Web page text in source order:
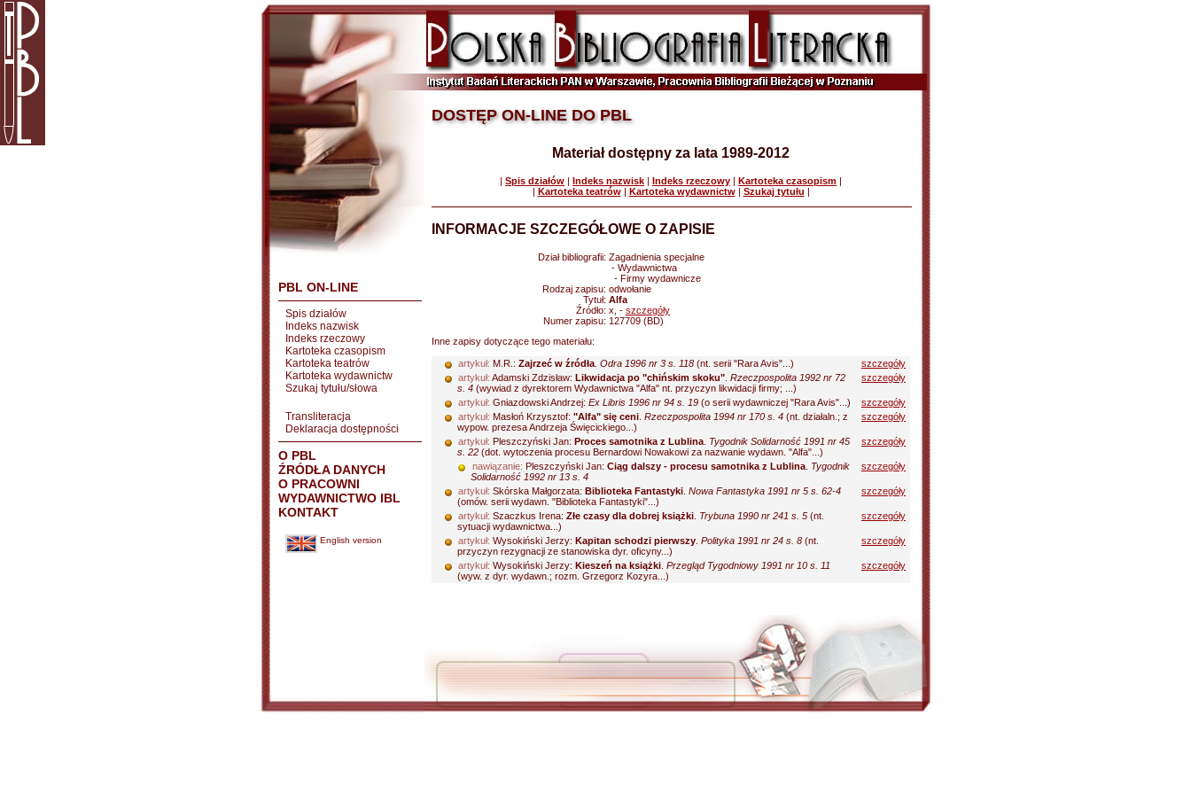
PBL ON-LINE
Spis działów
Indeks nazwisk
Indeks rzeczowy
Kartoteka czasopism
Kartoteka teatrów
Kartoteka wydawnictw
Szukaj tytułu/słowa
Transliteracja
Deklaracja dostępności
O PBL
ŹRÓDŁA DANYCH
O PRACOWNI
WYDAWNICTWO IBL
KONTAKT
English version
DOSTĘP ON-LINE DO PBL
Materiał dostępny za lata 1989-2012
| Spis działów | Indeks nazwisk | Indeks rzeczowy | Kartoteka czasopism |
| Kartoteka teatrów| Kartoteka wydawnictw| Szukaj tytułu |
INFORMACJE SZCZEGÓŁOWE O ZAPISIE
Dział bibliografii: Zagadnienia specjalne
- Wydawnictwa
- Firmy wydawnicze
Rodzaj zapisu: odwołanie
Tytuł: Alfa
Źródło: x, - szczegóły
Numer zapisu: 127709 (BD)
Inne zapisy dotyczące tego materiału:
artykuł: M.R.: Zajrzeć w źródła Odra 1996 nr 3 s. 118 (nt. serii "Rara Avis"...)
szczegóły
artykuł: Adamski Zdzisław: Likwidacja po "chińskim skoku" Rzeczpospolita 1992 nr 72
s. 4 (wywiad z dyrektorem Wydawnictwa "Alfa" nt. przyczyn likwidacji firmy; ...)
szczegóły
artykuł: Gniazdowski Andrzej: Ex Libris 1996 nr 94 s. 19 (o serii wydawniczej "Rara Avis"...)
szczegóły
artykuł: Masłoń Krzysztof: "Alfa" się ceni Rzeczpospolita 1994 nr 170 s. 4 (nt. działaln.; z
wypow. prezesa Andrzeja Święcickiego...)
szczegóły
artykuł: Pleszczyński Jan: Proces samotnika z Lublina Tygodnik Solidarność 1991 nr 45
s. 22 (dot. wytoczenia procesu Bernardowi Nowakowi za nazwanie wydawn. "Alfa"...)
szczegóły
nawiązanie: Pleszczyński Jan: Ciąg dalszy - procesu samotnika z Lublina Tygodnik
Solidarność 1992 nr 13 s. 4
szczegóły
artykuł: Skórska Małgorzata: Biblioteka Fantastyki Nowa Fantastyka 1991 nr 5 s. 62-4
(omów. serii wydawn. "Biblioteka Fantastyki"...)
szczegóły
artykuł: Szaczkus Irena: Złe czasy dla dobrej książki Trybuna 1990 nr 241 s. 5 (nt.
sytuacji wydawnictwa...)
szczegóły
artykuł: Wysokiński Jerzy: Kapitan schodzi pierwszy Polityka 1991 nr 24 s. 8 (nt.
przyczyn rezygnacji ze stanowiska dyr. oficyny...)
szczegóły
artykuł: Wysokiński Jerzy: Kieszeń na książki Przegląd Tygodniowy 1991 nr 10 s. 11
(wyw. z dyr. wydawn.; rozm. Grzegorz Kozyra...)
szczegóły